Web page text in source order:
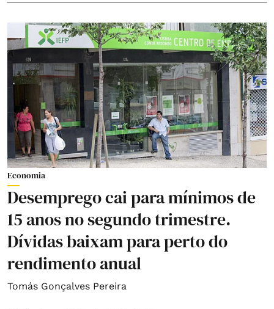
Economia
Desemprego cai para mínimos de
15 anos no segundo trimestre.
Dívidas baixam para perto do
rendimento anual
Tomás Gonçalves Pereira